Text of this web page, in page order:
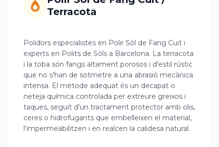
Terracota
Polidors especialistes en Polir Sòl de Fang Cuit i
experts en Polits de Sòls a Barcelona. La terracota
i la toba són fangs altament porosos i d'estil rústic
que no s'han de sotmetre a una abrasió mecànica
intensa. El mètode adequat és un decapat o
neteja química controlada per extreure greixos i
taques, seguit d'un tractament protector amb olis,
ceres o hidrofugants que embelleixen el material,
l'impermeabilitzen i en realcen la calidesa natural.